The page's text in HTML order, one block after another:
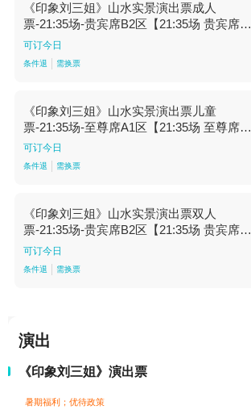
《印象刘三姐》山水实景演出票成人
票-21:35场-贵宾席B2区【21:35场 贵宾席B2
区】
可订今日
条件退 需换票
《印象刘三姐》山水实景演出票儿童
票-21:35场-至尊席A1区【21:35场 至尊席A1
区】
可订今日
条件退 需换票
《印象刘三姐》山水实景演出票双人
票-21:35场-贵宾席B2区【21:35场 贵宾席B2
区】
可订今日
条件退 需换票
演出
《印象刘三姐》演出票
暑期福利； 优待政策